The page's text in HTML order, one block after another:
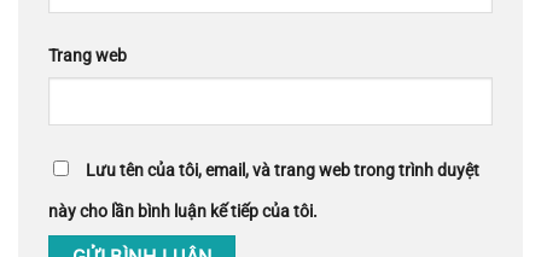
Trang web
Lưu tên của tôi, email, và trang web trong trình duyệt
này cho lần bình luận kế tiếp của tôi.